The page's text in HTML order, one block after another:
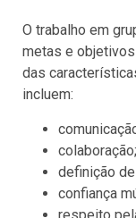
O trabalho em
metas e
das
incluem:
colaboração;
definição
confiança